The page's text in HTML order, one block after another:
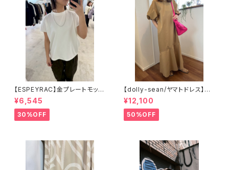
【ESPEYRAC】金プレートモック
ネックT
¥6,545
30%OFF
【dolly-sean/ヤマトドレス】ボ
リュームスリーブ切替ワンピー
ス
¥12,100
50%OFF